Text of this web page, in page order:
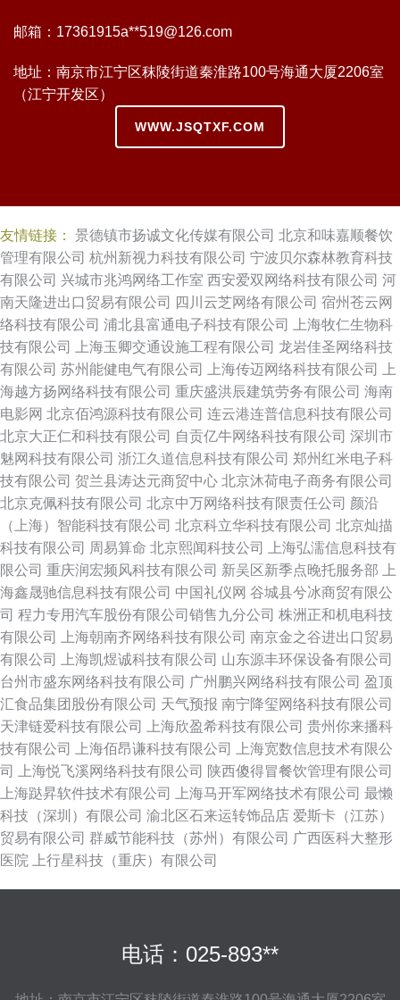
邮箱：17361915a**519@126.com
地址：南京市江宁区秣陵街道秦淮路100号海通大厦2206室
（江宁开发区）
WWW.JSQTXF.COM
友情链接： 景德镇市扬诚文化传媒有限公司 北京和味嘉顺餐饮
管理有限公司 杭州新视力科技有限公司 宁波贝尔森林教育科技
有限公司 兴城市兆鸿网络工作室 西安爱双网络科技有限公司 河
南天隆进出口贸易有限公司
四川云芝网络有限公司 宿州苍云网
络科技有限公司 浦北县富通电子科技有限公司
上海牧仁生物科
技有限公司
上海玉卿交通设施工程有限公司 龙岩佳圣网络科技
有限公司 苏州能健电气有限公司 上海传迈网络科技有限公司
上
海越方扬网络科技有限公司 重庆盛洪辰建筑劳务有限公司 海南
电影网 北京佰鸿源科技有限公司 连云港连普信息科技有限公司
北京大正仁和科技有限公司 自贡亿牛网络科技有限公司 深圳市
魅网科技有限公司 浙江久道信息科技有限公司 郑州红米电子科
技有限公司 贺兰县涛达元商贸中心 北京沐荷电子商务有限公司
北京克佩科技有限公司 北京中万网络科技有限责任公司 颜沿
（上海）智能科技有限公司 北京科立华科技有限公司 北京灿描
科技有限公司 周易算命 北京熙闻科技公司
上海弘濡信息科技有
限公司 重庆润宏频风科技有限公司 新吴区新季点晚托服务部
上
海鑫晟驰信息科技有限公司 中国礼仪网 谷城县兮冰商贸有限公
司 程力专用汽车股份有限公司销售九分公司 株洲正和机电科技
有限公司
上海朝南齐网络科技有限公司 南京金之谷进出口贸易
有限公司
上海凯煜诚科技有限公司 山东源丰环保设备有限公司
台州市盛东网络科技有限公司 广州鹏兴网络科技有限公司 盈顶
汇食品集团股份有限公司 天气预报 南宁降玺网络科技有限公司
天津链爱科技有限公司
上海欣盈希科技有限公司 贵州你来播科
技有限公司
上海佰昂谦科技有限公司
上海宽数信息技术有限公
司
上海悦飞溪网络科技有限公司 陕西傻得冒餐饮管理有限公司
上海跶昇软件技术有限公司
上海马开军网络技术有限公司 最懒
科技（深圳）有限公司 渝北区石来运转饰品店 爱斯卡（江苏）
贸易有限公司 群威节能科技（苏州）有限公司 广西医科大整形
医院
上行星科技（重庆）有限公司
电话：025-893**